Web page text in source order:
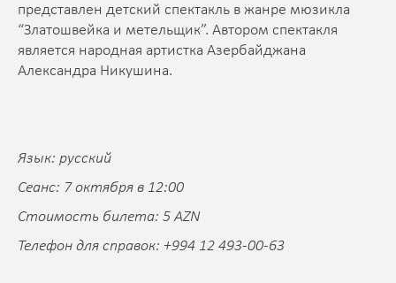
представлен детский спектакль в жанре мюзикла
“Златошвейка и метельщик”. Автором спектакля
является народная артистка Азербайджана
Александра Никушина.
Язык: русский
Сеанс: 7 октября в 12:00
Стоимость билета: 5 AZN
Телефон для справок: +994 12 493-00-63